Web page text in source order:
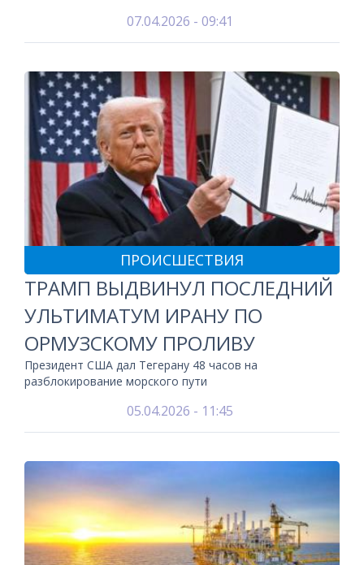
07.04.2026 - 09:41
ПРОИСШЕСТВИЯ
ТРАМП ВЫДВИНУЛ ПОСЛЕДНИЙ
УЛЬТИМАТУМ ИРАНУ ПО
ОРМУЗСКОМУ ПРОЛИВУ
Президент США дал Тегерану 48 часов на
разблокирование морского пути
05.04.2026 - 11:45